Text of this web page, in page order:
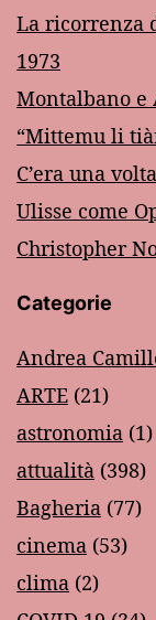
La ricorrenza
1973
Montalbano e
“Mittemu li
C’era una
Ulisse come
Christopher
Categorie
Andrea
ARTE (21)
astronomia (1)
attualità (398)
Bagheria (77)
cinema (53)
clima (2)